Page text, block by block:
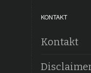
KONTAKT
Kontakt